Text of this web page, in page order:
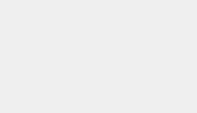
12thシングル『Make or Break』オフィシャル
ズ解禁
櫻坂46守屋麗奈×遠藤理子、8/6「ラヴィット！